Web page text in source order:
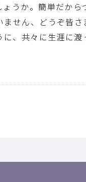
うか。簡単だから
せん、どうぞ皆
、共々に生涯に渡